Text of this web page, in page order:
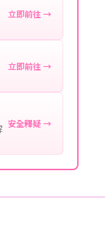
儲需求，確
立即前往 →
立即前往 →
安全釋疑 →